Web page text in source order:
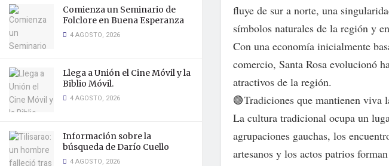
Comienza un Seminario de
Folclore en Buena Esperanza
4 AGOSTO, 2026
Llega a Unión el Cine Móvil y la
Biblio Móvil.
4 AGOSTO, 2026
Información sobre la
búsqueda de Darío Cuello
4 AGOSTO, 2026
fluye de sur a norte, una
símbolos naturales de la región y
Con una economía inicialmente
comercio, Santa Rosa evolucionó
atractivos de la región.
🟢Tradiciones que mantienen viva
La cultura tradicional ocupa un
agrupaciones gauchas, los
artesanos y los actos patrios